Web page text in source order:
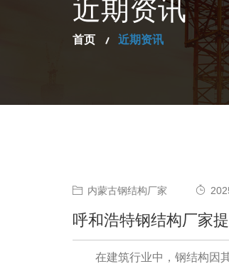
近期资讯
首页 近期资讯
内蒙古钢结构厂家
呼和浩特钢结构厂家
在建筑行业中，钢结构因